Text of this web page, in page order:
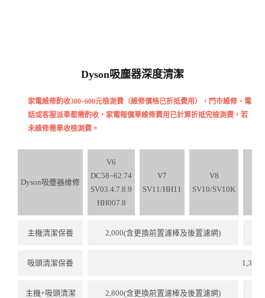
Dyson吸塵器深度清潔
家電維修酌收300~600元檢測費（維修價格已折抵費用），門市維修、電
話或客服派車都需酌收，家電報價單維修費用已計算折抵完檢測費，若
未維修需單收檢測費。
Dyson吸塵器維修
V6
DC58~62.74
SV03.4.7.8.9
HH007.8
V7
SV11/HH11
V8
SV10/SV10K
主機清潔保養 2,000(含更換前置濾棒及後置濾網)
吸頭清潔保養 1,300
主機+吸頭清潔 2,800(含更換前置濾棒及後置濾網)